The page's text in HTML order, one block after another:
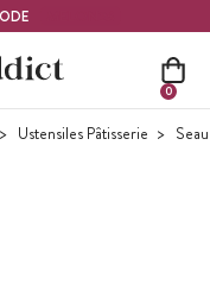
0
Ustensiles Pâtisserie